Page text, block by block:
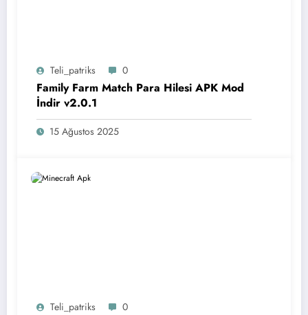
Teli_patriks 0
Family Farm Match Para Hilesi APK Mod
İndir v2.0.1
15 Ağustos 2025
Teli_patriks 0